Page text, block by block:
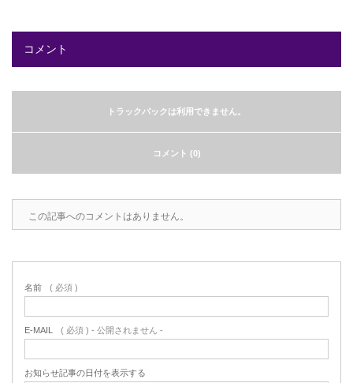
コメント
トラックバックは利用できません。
コメント (0)
この記事へのコメントはありません。
名前 ( 必須 )
E-MAIL ( 必須 ) - 公開されません -
お知らせ記事の日付を表示する